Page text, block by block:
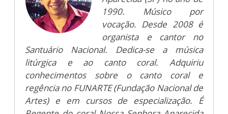
1990. Músico por
vocação. Desde 2008 é
organista e cantor no
Santuário Nacional. Dedica-se a música
litúrgica e ao canto coral. Adquiriu
conhecimentos sobre o canto coral e
regência no FUNARTE (Fundação Nacional de
Artes) e em cursos de especialização. É